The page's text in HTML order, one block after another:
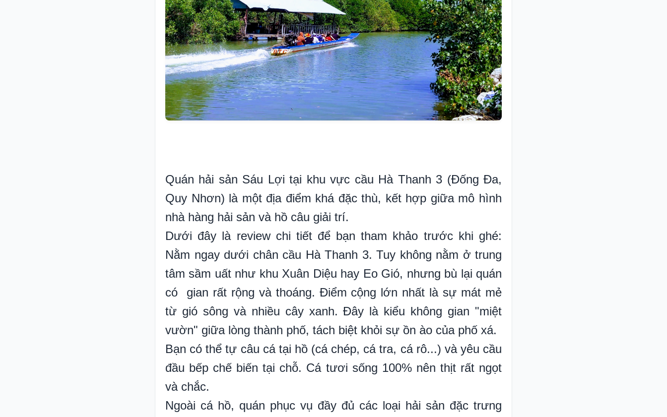
Quán hải sản Sáu Lợi tại khu vực cầu Hà Thanh 3 (Đống Đa,
Quy Nhơn) là một địa điểm khá đặc thù, kết hợp giữa mô hình
nhà hàng hải sản và hồ câu giải trí.
Dưới đây là review chi tiết để bạn tham khảo trước khi ghé:
Nằm ngay dưới chân cầu Hà Thanh 3. Tuy không nằm ở trung
tâm sầm uất như khu Xuân Diệu hay Eo Gió, nhưng bù lại quán
có gian rất rộng và thoáng. Điểm cộng lớn nhất là sự mát mẻ
từ gió sông và nhiều cây xanh. Đây là kiểu không gian "miệt
vườn" giữa lòng thành phố, tách biệt khỏi sự ồn ào của phố xá.
Bạn có thể tự câu cá tại hồ (cá chép, cá tra, cá rô...) và yêu cầu
đầu bếp chế biến tại chỗ. Cá tươi sống 100% nên thịt rất ngọt
và chắc.
Ngoài cá hồ, quán phục vụ đầy đủ các loại hải sản đặc trưng